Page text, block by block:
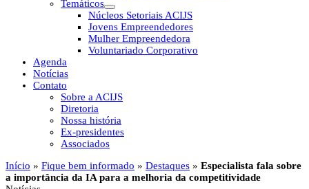
Temáticos
Núcleos Setoriais ACIJS
Jovens Empreendedores
Mulher Empreendedora
Voluntariado Corporativo
Agenda
Notícias
Contato
Sobre a ACIJS
Diretoria
Nossa história
Ex-presidentes
Associados
Início » Fique bem informado » Destaques » Especialista fala sobre
a importância da IA para a melhoria da competitividade